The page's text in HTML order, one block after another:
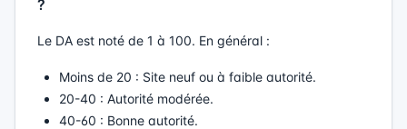
?
Le DA est noté de 1 à 100. En général :
Moins de 20 : Site neuf ou à faible autorité.
20-40 : Autorité modérée.
40-60 : Bonne autorité.